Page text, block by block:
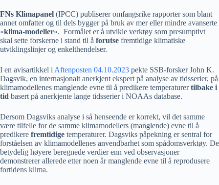
FNs Klimapanel (IPCC) publiserer omfangsrike rapporter som blant
annet omfatter og til dels bygger på bruk av mer eller mindre avanserte
«klima-modeller». Formålet er å utvikle verktøy som presumptivt
skal sette forskerne i stand til å forutse fremtidige klimatiske
utviklingslinjer og enkelthendelser.
I en avisartikkel i Aftenposten 04.10.2023 pekte SSB-forsker John K.
Dagsvik, en internasjonalt anerkjent ekspert på analyse av tidsserier, på
klimamodellenes manglende evne til å predikere temperaturertilbake i
tid basert på anerkjente lange tidsserier i NOAAs database.
Dersom Dagsviks analyse i så henseende er korrekt, vil det samme
være tilfelle for de samme klimamodellers (manglende) evne til å
predikere fremtidige temperaturer. Dagsviks påpekning er sentral for
forståelsen av klimamodellenes anvendbarhet som spådomsverktøy. De
betydelig høyere beregnede verdier enn ved observasjoner
demonstrerer allerede etter noen år manglende evne til å reprodusere
fortidens klima.